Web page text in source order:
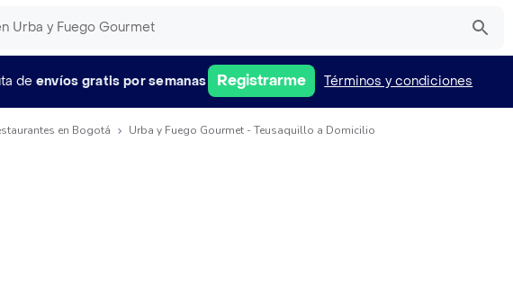
de envíos gratis por semanas Registrarme Términos y condiciones
en Bogotá Urba y Fuego Gourmet - Teusaquillo a Domicilio